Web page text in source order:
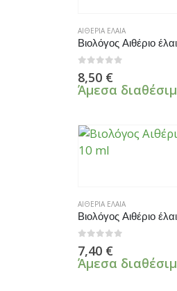
ΑΙΘΕΡΙΑ ΕΛΑΙΑ
Βιολόγος Αιθέριο
8,50 €
Άμεσα
ΑΙΘΕΡΙΑ ΕΛΑΙΑ
Βιολόγος Αιθέριο
7,40 €
Άμεσα